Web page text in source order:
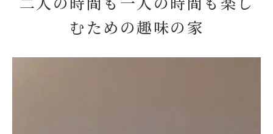
むための趣味の家